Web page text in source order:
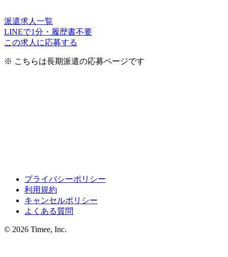
派遣求人一覧
LINEで1分・履歴書不要
この求人に応募する
※ こちらは長期派遣の応募ページです
プライバシーポリシー
利用規約
キャンセルポリシー
よくある質問
© 2026 Timee, Inc.